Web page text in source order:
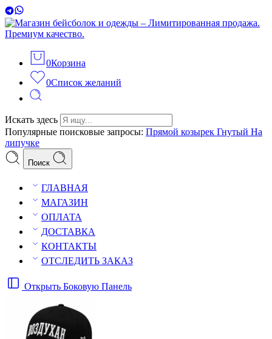
0Корзина
0Список желаний
Искать здесь
Популярные поисковые запросы: Прямой козырек Гнутый На
липучке
Поиск
ГЛАВНАЯ
МАГАЗИН
ОПЛАТА
ДОСТАВКА
КОНТАКТЫ
ОТСЛЕДИТЬ ЗАКАЗ
Открыть Боковую Панель